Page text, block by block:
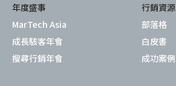
年度盛事
MarTech Asia
成長駭客年會
搜尋行銷年會
行銷資源
部落格
白皮書
成功案例